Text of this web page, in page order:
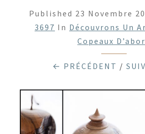
Published 23 Novembre
3697 In Découvrons Un
Copeaux
← PRÉCÉDENT /